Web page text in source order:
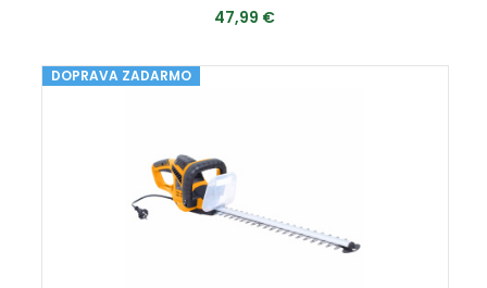
47,99 €
PRIDAŤ DO KOŠÍKA
DOPRAVA ZADARMO